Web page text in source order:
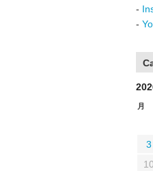
-
-
月
3
10